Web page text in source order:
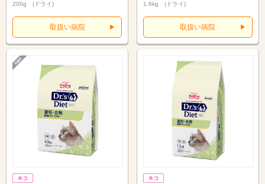
200g (ドライ)
取扱い病院
1.6kg (ドライ)
取扱い病院